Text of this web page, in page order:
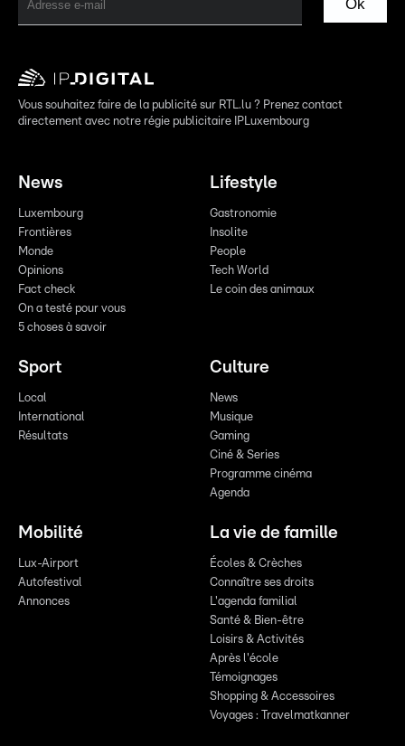
Ok
Vous souhaitez faire de la publicité sur RTL.lu ? Prenez contact
directement avec notre régie publicitaire IPLuxembourg
News
Luxembourg
Frontières
Monde
Opinions
Fact check
On a testé pour vous
5 choses à savoir
Lifestyle
Gastronomie
Insolite
People
Tech World
Le coin des animaux
Sport
Local
International
Résultats
Culture
News
Musique
Gaming
Ciné & Series
Programme cinéma
Agenda
Mobilité
Lux-Airport
Autofestival
Annonces
La vie de famille
Écoles & Crèches
Connaître ses droits
L'agenda familial
Santé & Bien-être
Loisirs & Activités
Après l'école
Témoignages
Shopping & Accessoires
Voyages : Travelmatkanner